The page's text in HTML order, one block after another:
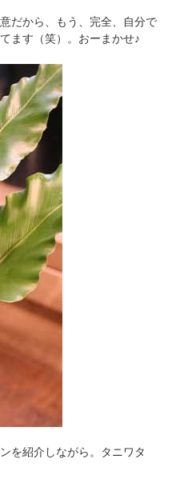
だから、もう、完全、自分で
ます（笑）。おーまかせ♪
を紹介しながら。タニワタ